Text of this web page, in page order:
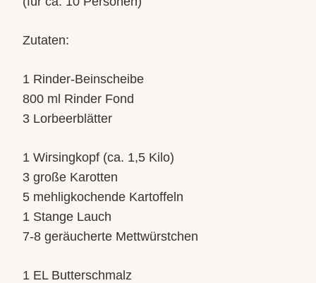
Zutaten:
1 Rinder-Beinscheibe
800 ml Rinder Fond
3 Lorbeerblätter
1 Wirsingkopf (ca. 1,5 Kilo)
3 große Karotten
5 mehligkochende Kartoffeln
1 Stange Lauch
7-8 geräucherte Mettwürstchen
1 EL Butterschmalz